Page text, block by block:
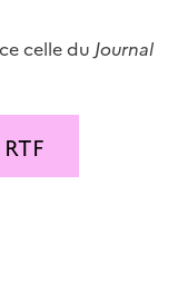
celle du Journal